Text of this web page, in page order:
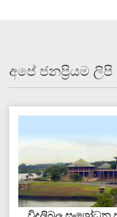
අපේ ජනප්‍රියම ලිපි